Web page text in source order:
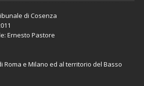
di Cosenza
Ernesto Pastore
Roma e Milano ed al territorio del Basso